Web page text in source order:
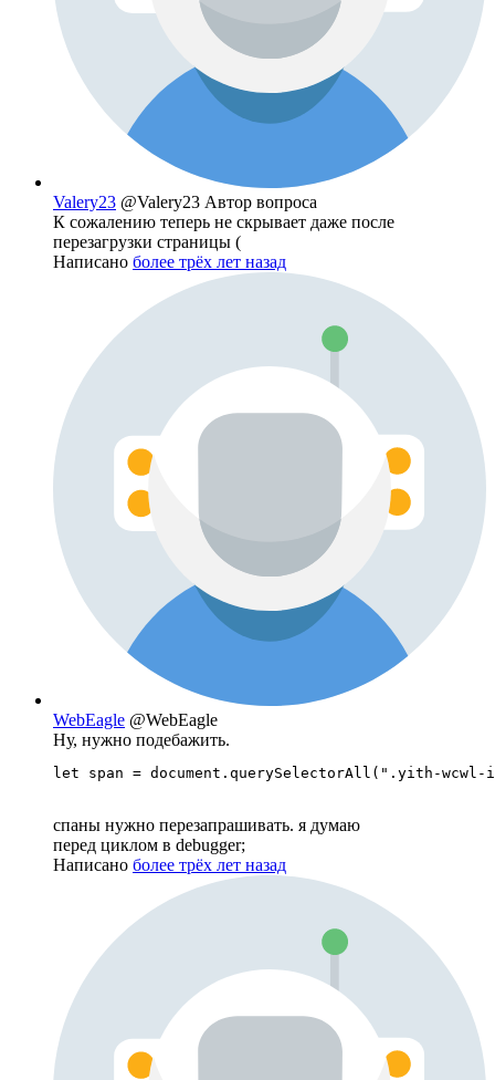
Valery23 @Valery23 Автор вопроса
К сожалению теперь не скрывает даже после
перезагрузки страницы (
Написано более трёх лет назад
WebEagle @WebEagle
Ну, нужно подебажить.
let span = document.querySelectorAll(".yith-wcwl-
спаны нужно перезапрашивать. я думаю
перед циклом в debugger;
Написано более трёх лет назад